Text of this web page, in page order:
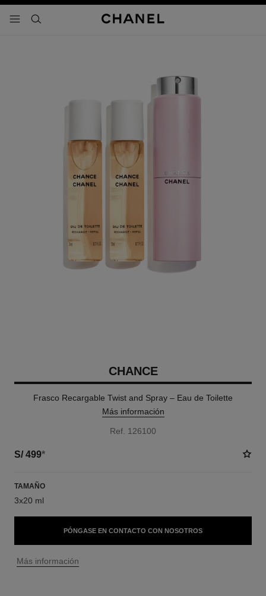
- navegación principal
buscar
CHANCE
Frasco Recargable Twist and Spray – Eau de Toilette
Más información
Ref. 126100
S/ 499*
TAMAÑO
3x20 ml
PÓNGASE EN CONTACTO CON NOSOTROS
↩
Más información